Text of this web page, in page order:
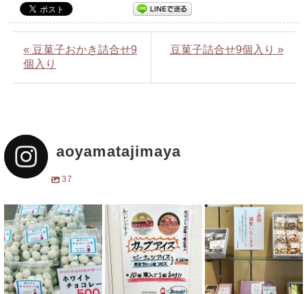
« 豆菓子おかき詰合せ9
個入り
豆菓子詰合せ9個入り »
aoyamatajimaya
37
ホワイトチョコレ
ート豆。500円
(税込み)。販売始
まりました。スポ
大好評の「豆屋」
のカップアイス。
ダイエット中の方
もカロリー低めで
ご進物、お好みで
詰め合わせいたし
ます。#青山但馬
屋 #外苑前 #